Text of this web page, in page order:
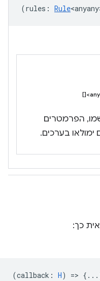
(rules : Rule
הפרמטרים
ימולאו בערכים.
כך:
(callback : H) =>